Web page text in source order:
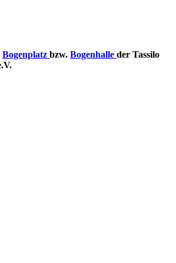
Bogenplatz bzw. Bogenhalle der Tassilo